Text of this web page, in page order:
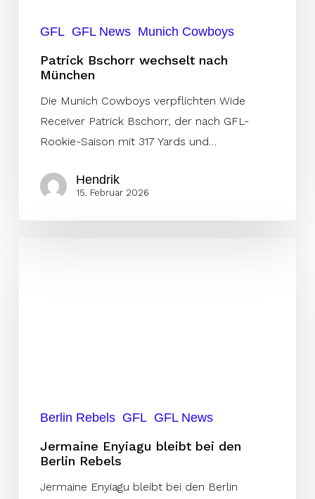
GFL GFL News Munich Cowboys
Patrick Bschorr wechselt nach
München
Die Munich Cowboys verpflichten Wide
Receiver Patrick Bschorr, der nach GFL-
Rookie-Saison mit 317 Yards und…
Hendrik
15. Februar 2026
Berlin Rebels GFL GFL News
Jermaine Enyiagu bleibt bei den
Berlin Rebels
Jermaine Enyiagu bleibt bei den Berlin